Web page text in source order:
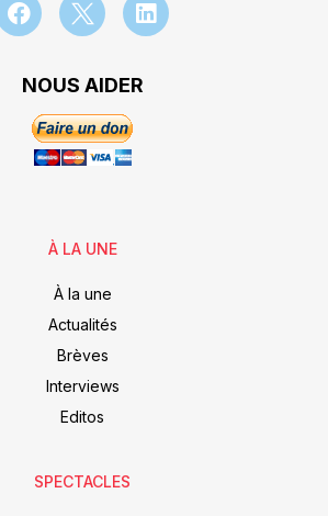
NOUS AIDER
À LA UNE
À la une
Actualités
Brèves
Interviews
Editos
SPECTACLES